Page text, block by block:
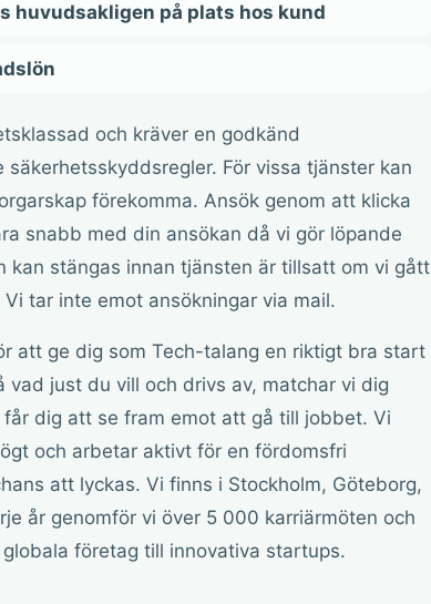
huvudsakligen på plats hos kund
och kräver en godkänd
För vissa tjänster kan
förekomma. Ansök genom att klicka
snabb med din ansökan då vi gör löpande
kan stängas innan tjänsten är tillsatt om vi gått
tar inte emot ansökningar via mail.
att ge dig som Tech-talang en riktigt bra start
vad just du vill och drivs av, matchar vi dig
dig att se fram emot att gå till jobbet. Vi
och arbetar aktivt för en fördomsfri
att lyckas. Vi finns i Stockholm, Göteborg,
år genomför vi över 5 000 karriärmöten och
företag till innovativa startups.